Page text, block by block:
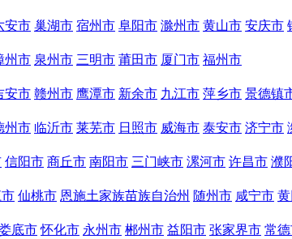
安市 巢湖市 宿州市 阜阳市 滁州市 黄山市 安庆市
州市 泉州市 三明市 莆田市 厦门市 福州市
安市 赣州市 鹰潭市 新余市 九江市 萍乡市 景德镇
州市 临沂市 莱芜市 日照市 威海市 泰安市 济宁市
信阳市 商丘市 南阳市 三门峡市 漯河市 许昌市 濮
仙桃市 恩施土家族苗族自治州 随州市 咸宁市
底市 怀化市 永州市 郴州市 益阳市 张家界市 常